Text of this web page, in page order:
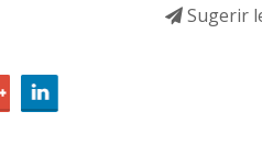
Sugerir